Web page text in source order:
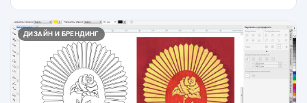
ДИЗАЙН И БРЕНДИНГ